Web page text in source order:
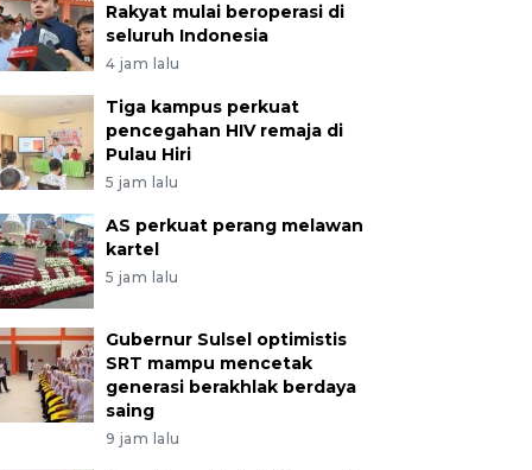
Rakyat mulai beroperasi di
seluruh Indonesia
4 jam lalu
Tiga kampus perkuat
pencegahan HIV remaja di
Pulau Hiri
5 jam lalu
AS perkuat perang melawan
kartel
5 jam lalu
Gubernur Sulsel optimistis
SRT mampu mencetak
generasi berakhlak berdaya
saing
9 jam lalu